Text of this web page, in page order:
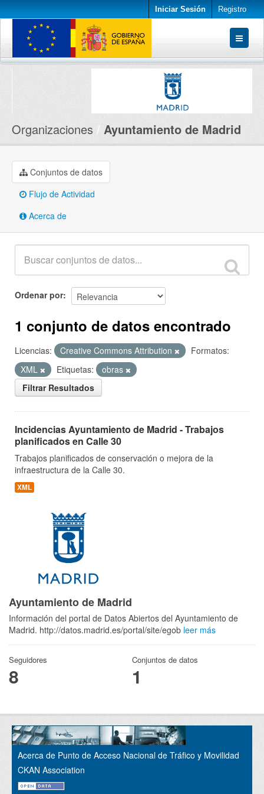
Iniciar Sesión Registro
Conjuntos de datos
Organizaciones Ayuntamiento de Madrid
Conjuntos de datos
Flujo de Actividad
Acerca de
Ordenar por
1 conjunto de datos encontrado
Licencias: Creative Commons Attribution
Formatos:
XML
Etiquetas:
obras
Filtrar Resultados
Incidencias Ayuntamiento de Madrid - Trabajos
planificados en Calle 30
Trabajos planificados de conservación o mejora de la
infraestructura de la Calle 30.
XML
Ayuntamiento de Madrid
Información del portal de Datos Abiertos del Ayuntamiento de
Madrid. http://datos.madrid.es/portal/site/egob leer más
Seguidores
8
Conjuntos de datos
1
Acerca de Punto de Acceso Nacional de Tráfico y Movilidad
CKAN Association